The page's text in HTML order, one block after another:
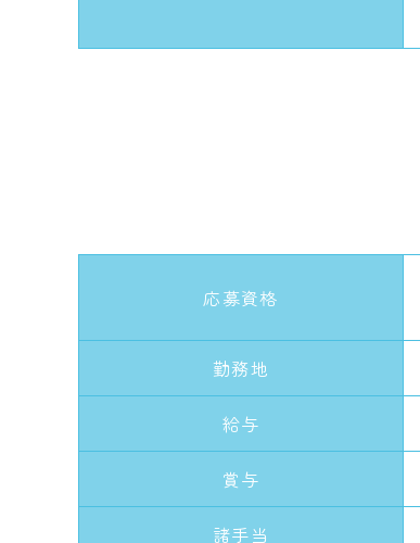
応募資格
勤務地
給与
賞与
諸手当